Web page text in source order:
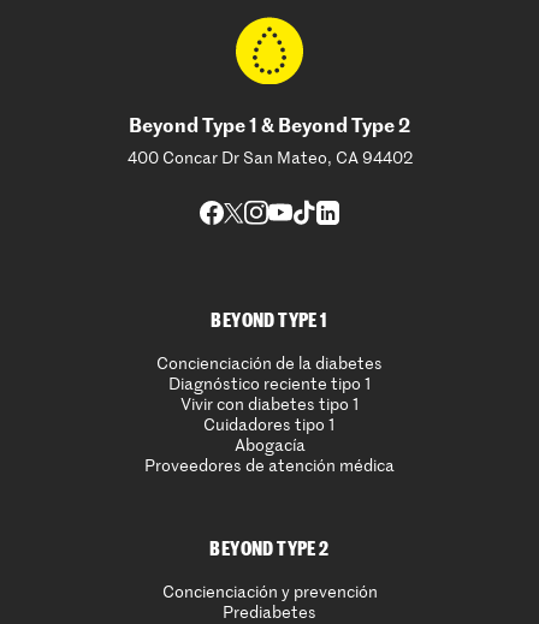
Beyond Type 1 & Beyond Type 2
400 Concar Dr San Mateo, CA 94402
BEYOND TYPE 1
Concienciación de la diabetes
Diagnóstico reciente tipo 1
Vivir con diabetes tipo 1
Cuidadores tipo 1
Abogacía
Proveedores de atención médica
BEYOND TYPE 2
Concienciación y prevención
Prediabetes